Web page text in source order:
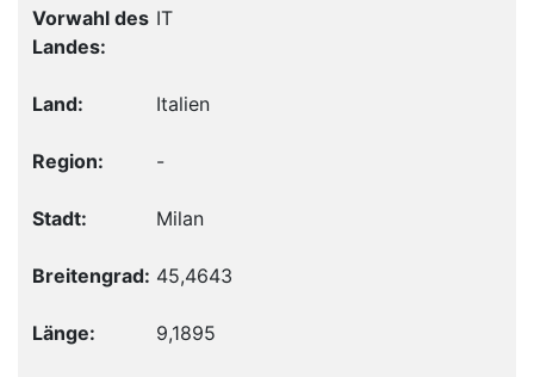
IT
Italien
-
Milan
45,4643
9,1895